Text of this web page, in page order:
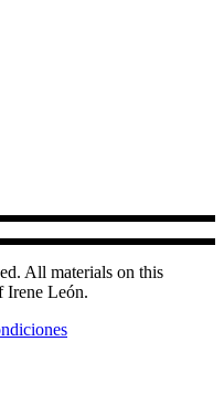
All materials on this
Irene León.